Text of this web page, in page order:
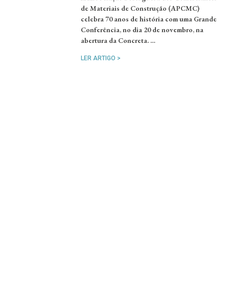
de Materiais de Construção (APCMC)
celebra 70 anos de história com uma Grande
Conferência, no dia 20 de novembro, na
abertura da Concreta. …
LER ARTIGO >